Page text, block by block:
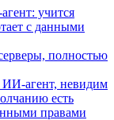
учится
с данными
полностью
ИИ-агент, невидим
есть
правами